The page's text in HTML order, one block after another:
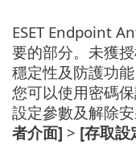
ESET Endpoint
要的部分。未獲
穩定性及防護功
您可以使用密碼
設定參數及解除
者介面] > [存取設